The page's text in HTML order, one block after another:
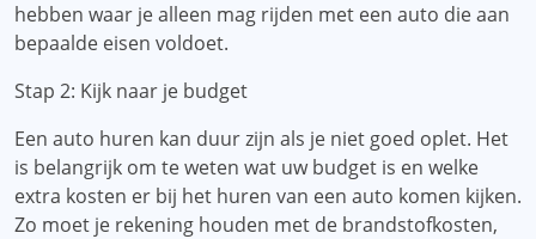
hebben waar je alleen mag rijden met een auto die aan
bepaalde eisen voldoet.
Stap 2: Kijk naar je budget
Een auto huren kan duur zijn als je niet goed oplet. Het
is belangrijk om te weten wat uw budget is en welke
extra kosten er bij het huren van een auto komen kijken.
Zo moet je rekening houden met de brandstofkosten,